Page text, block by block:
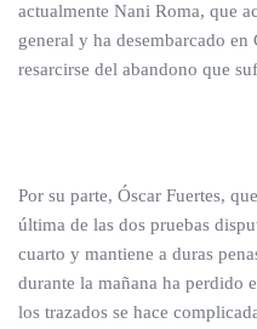
actualmente Nani Roma, que
general y ha desembarcado
resarcirse del abandono que
Por su parte, Óscar Fuertes,
última de las dos pruebas
cuarto y mantiene a duras
durante la mañana ha perdido
los trazados se hace